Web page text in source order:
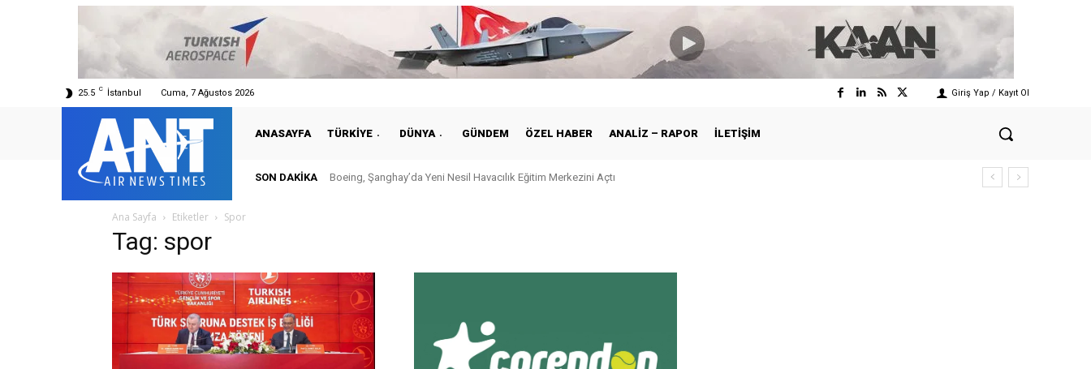
25.5 C İstanbul Cuma, 7 Ağustos 2026 Giriş Yap / Kayıt Ol
ANASAYFA TÜRKIYE DÜNYA GÜNDEM ÖZEL HABER ANALIZ – RAPOR İLETIŞIM
SON DAKIKA Boeing, Şanghay’da Yeni Nesil Havacılık Eğitim Merkezini Açtı
Ana Sayfa Etiketler Spor
Tag: spor